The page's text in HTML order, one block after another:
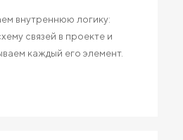
внутреннюю логику:
связей в проекте и
каждый его элемент.